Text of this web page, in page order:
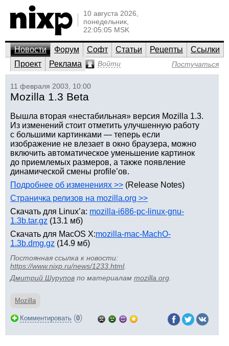
10 августа 2026,
понедельник,
22:05:05 MSK
Новости Форум Софт Статьи Рецепты
Ссылки
Проект
Реклама Войти Постучаться
11 февраля 2003, 10:00
Mozilla 1.3 Beta
Вышла вторая «нестабильная» версия Mozilla 1.3.
Из изменений стоит отметить улучшенную работу
с большими картинками — теперь если
изображение не влезает в окно браузера, можно
включить автоматическое уменьшение картинок
до приемлемых размеров, а также появление
динамической смены profile’ов.
Подробнее об изменениях >> (Release Notes)
Страничка релизов на mozilla.org >>
Скачать для Linux’а: mozilla-i686-pc-linux-gnu-
1.3b.tar.gz (13.1 мб)
Скачать для MacOS X:mozilla-mac-MachO-
1.3b.dmg.gz (14.9 мб)
Постоянная ссылка к новости:
https://www.nixp.ru/news/1233.html.
Дмитрий Шурупов по материалам mozilla.org
Mozilla
Комментировать (0)